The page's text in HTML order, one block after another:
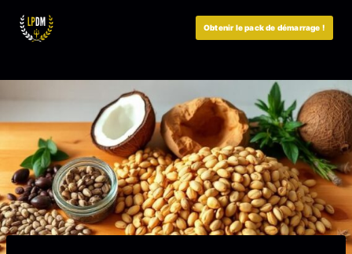
Obtenir le pack de démarrage !